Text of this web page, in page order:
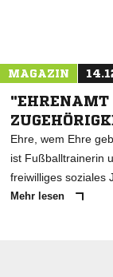
MAGAZIN
"EHRENAMT
Ehre, wem Ehre
ist Fußballtrainerin
freiwilliges soziales
Mehr lesen